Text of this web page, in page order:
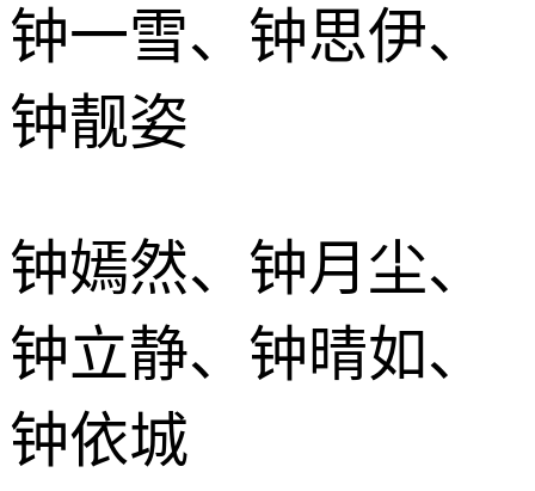
钟一雪、钟思伊、
钟靓姿
钟嫣然、钟月尘、
钟立静、钟晴如、
钟依城